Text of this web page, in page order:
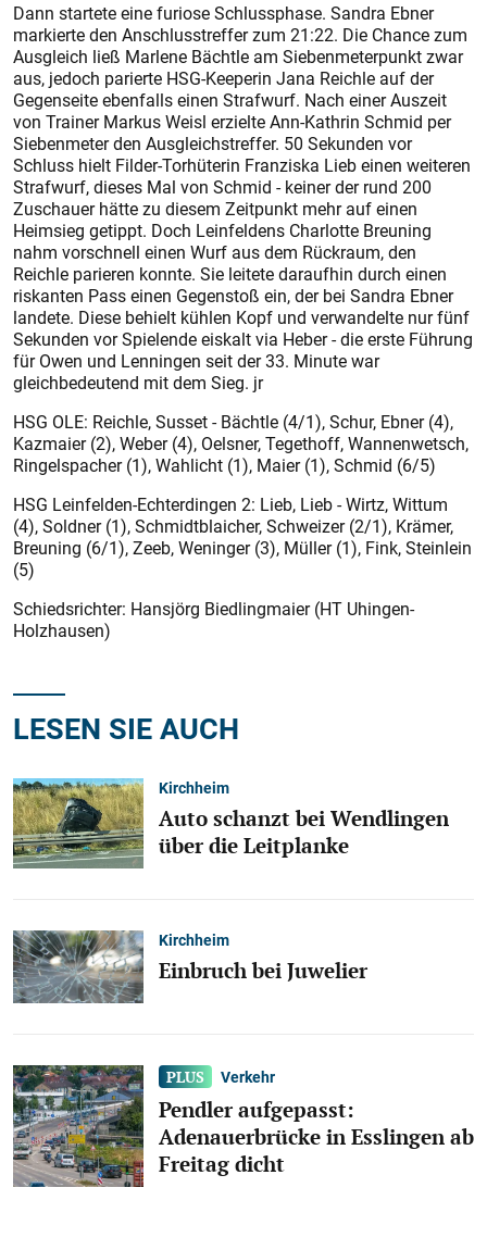
Dann startete eine furiose Schlussphase. Sandra Ebner
markierte den Anschlusstreffer zum 21:22. Die Chance zum
Ausgleich ließ Marlene Bächtle am Siebenmeterpunkt zwar
aus, jedoch parierte HSG-Keeperin Jana Reichle auf der
Gegenseite ebenfalls einen Strafwurf. Nach einer Auszeit
von Trainer Markus Weisl erzielte Ann-Kathrin Schmid per
Siebenmeter den Ausgleichstreffer. 50 Sekunden vor
Schluss hielt Filder-Torhüterin Franziska Lieb einen weiteren
Strafwurf, dieses Mal von Schmid - keiner der rund 200
Zuschauer hätte zu diesem Zeitpunkt mehr auf einen
Heimsieg getippt. Doch Leinfeldens Charlotte Breuning
nahm vorschnell einen Wurf aus dem Rückraum, den
Reichle parieren konnte. Sie leitete daraufhin durch einen
riskanten Pass einen Gegenstoß ein, der bei Sandra Ebner
landete. Diese behielt kühlen Kopf und verwandelte nur fünf
Sekunden vor Spielende eiskalt via Heber - die erste Führung
für Owen und Lenningen seit der 33. Minute war
gleichbedeutend mit dem Sieg. jr
HSG OLE: Reichle, Susset - Bächtle (4/1), Schur, Ebner (4),
Kazmaier (2), Weber (4), Oelsner, Tegethoff, Wannenwetsch,
Ringels­pacher (1), Wahlicht (1), Maier (1), Schmid (6/5)
HSG Leinfelden-Echterdingen 2: Lieb, Lieb - Wirtz, Wittum
(4), Soldner (1), Schmidtblaicher, Schweizer (2/1), Krämer,
Breuning (6/1), Zeeb, Weninger (3), Müller (1), Fink, Steinlein
(5)
Schiedsrichter: Hansjörg Biedlingmaier (HT Uhingen-
Holzhausen)
LESEN SIE AUCH
Kirchheim
Auto schanzt bei Wendlingen
über die Leitplanke
Kirchheim
Einbruch bei Juwelier
Verkehr
Pendler aufgepasst:
Adenauerbrücke in Esslingen ab
Freitag dicht